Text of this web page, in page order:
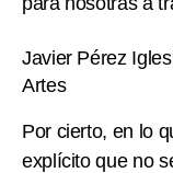
Javier Pérez
Artes
Por cierto, en lo
explícito que no